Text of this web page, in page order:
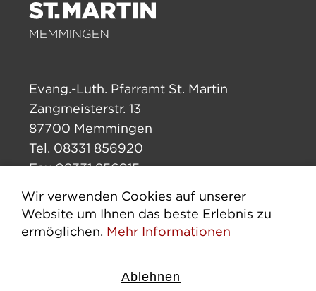
Evang.-Luth. Pfarramt St. Martin
Zangmeisterstr. 13
87700 Memmingen
Tel. 08331 856920
Fax 08331 856915
pfarramt.stmartin.mm@elkb.de
Cookies erlauben
Wir verwenden Cookies auf unserer
Website um Ihnen das beste Erlebnis zu
ermöglichen. Mehr Informationen
Ablehnen